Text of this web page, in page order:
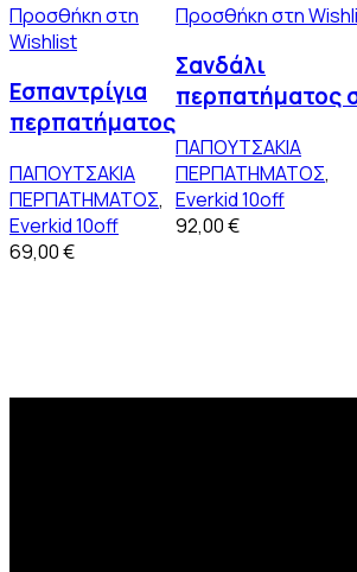
Προσθήκη στη
Wishlist
Εσπαντρίγια
περπατήματος
και ροζ δέρμα
ΠΑΠΟΥΤΣΑΚΙΑ
ΠΕΡΠΑΤΗΜΑΤΟΣ,
Everkid 10off
69,00€
Προσθήκη στη
Σανδάλι
περπατήματος
με διακοσμητικό
κουμπί και φτερά
ΠΑΠΟΥΤΣΑΚΙΑ
ΠΕΡΠΑΤΗΜΑΤΟΣ,
Everkid 10off
92,00€